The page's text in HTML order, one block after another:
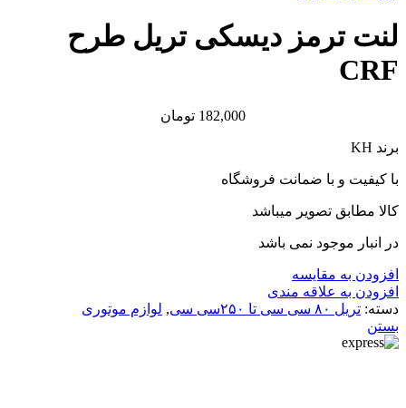
لنت ترمز دیسکی تریل طرح
CRF
182,000 تومان
برند KH
با کیفیت و با ضمانت فروشگاه
کالا مطابق تصویر میباشد
در انبار موجود نمی باشد
افزودن به مقایسه
افزودن به علاقه مندی
دسته: تریل ۸۰ سی سی تا ۲۵۰سی سی , لوازم موتوری
بستن